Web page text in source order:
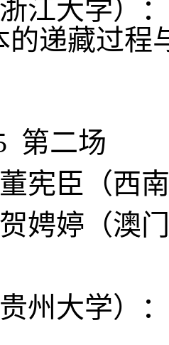
江大学）
的递藏过程
第二场
宪臣（西
娉婷（澳
州大学）